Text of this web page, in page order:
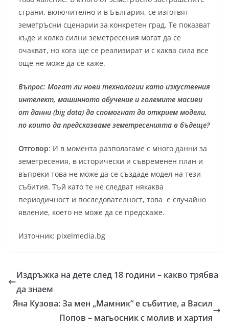
страни, включително и в България, се изготвят
земетръсни сценарии за конкретен град. Те показват
къде и колко силни земетресения могат да се
очакват, но кога ще се реализират и с каква сила все
още не може да се каже.
Въпрос: Могат ли нови технологии като изкуствения
интелект, машинното обучение и големите масиви
от данни (big data) да спомогнат да открием модели,
по които да предсказваме земетресенията в бъдеще?
Отговор: И в момента разполагаме с много данни за
земетресения, в исторически и съвременен план и
въпреки това не може да се създаде модел на тези
събития. Тъй като те не следват някаква
периодичност и последователност, това е случайно
явление, което не може да се предскаже.
Източник: pixelmedia.bg
Издръжка на дете след 18 години – какво трябва
да знаем
Яна Кузова: За мен „Мамник“ е събитие, а Васил
Попов – магьосник с молив и хартия